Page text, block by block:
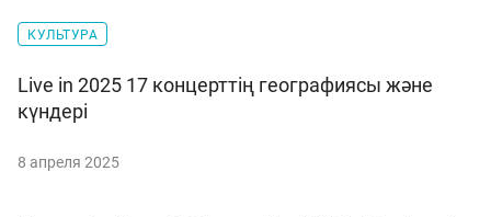
КУЛЬТУРА
Live in 2025 17 концерттің географиясы және
күндері
8 апреля 2025